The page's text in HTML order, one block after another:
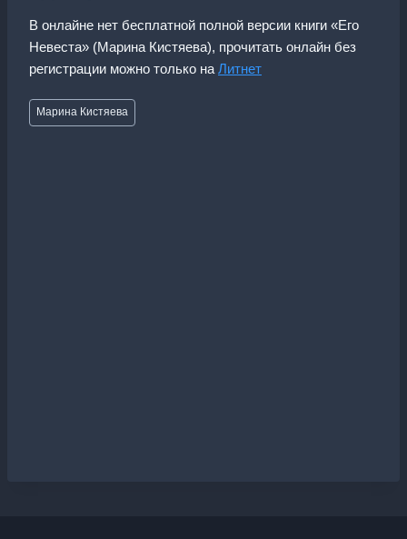
В онлайне нет бесплатной полной версии книги «Его
Невеста» (Марина Кистяева), прочитать онлайн без
регистрации можно только на Литнет
Метки
записи:
Марина Кистяева